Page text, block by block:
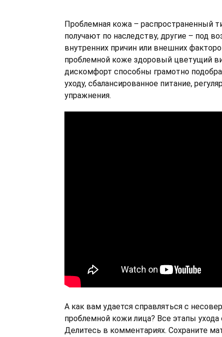
Проблемная кожа – распространенный
получают по наследству, другие – под
внутренних причин или внешних
проблемной коже здоровый цветущий
дискомфорт способны грамотно
уходу, сбалансированное питание,
упражнения.
А как вам удается справляться с
проблемной кожи лица? Все этапы
Делитесь в комментариях. Сохраните